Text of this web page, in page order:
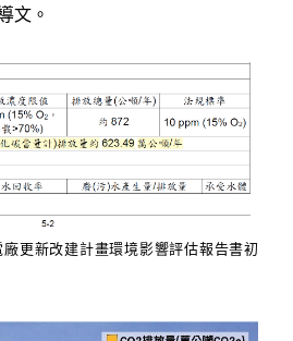
文。
廠更新改建計畫環境影響評估報告書初